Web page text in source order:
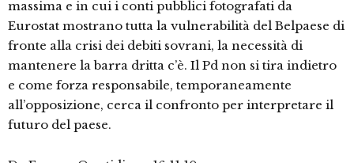
massima e in cui i conti pubblici fotografati da
Eurostat mostrano tutta la vulnerabilità del Belpaese di
fronte alla crisi dei debiti sovrani, la necessità di
mantenere la barra dritta c’è. Il Pd non si tira indietro
e come forza responsabile, temporaneamente
all’opposizione, cerca il confronto per interpretare il
futuro del paese.